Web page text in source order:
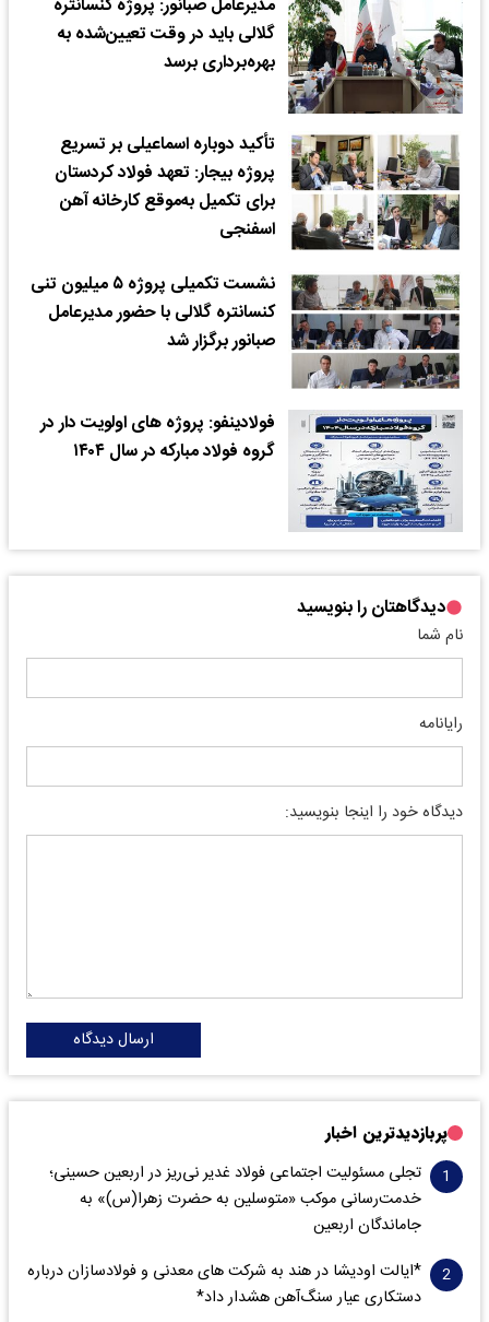
مدیرعامل صبانور: پروژه کنسانتره
گلالی باید در وقت تعیین‌شده به
بهره‌برداری برسد​
تأکید دوباره اسماعیلی بر تسریع
پروژه بیجار: تعهد فولاد کردستان
برای تکمیل به‌موقع کارخانه آهن
اسفنجی
نشست تکمیلی پروژه ۵ میلیون تنی
کنسانتره گلالی با حضور مدیرعامل
صبانور برگزار شد
فولادینفو: پروژه های اولویت دار در
گروه فولاد مبارکه در سال ۱۴۰۴
دیدگاهتان را بنویسید
نام شما
رایانامه
دیدگاه خود را اینجا بنویسید:
ارسال دیدگاه
پربازدیدترین اخبار
تجلی مسئولیت اجتماعی فولاد غدیر نی‌ریز در اربعین حسینی؛
خدمت‌رسانی موکب «متوسلین به حضرت زهرا(س)» به
جاماندگان اربعین
*ایالت اودیشا در هند به شرکت های معدنی و فولادسازان درباره
دستکاری عیار سنگ‌آهن هشدار داد*